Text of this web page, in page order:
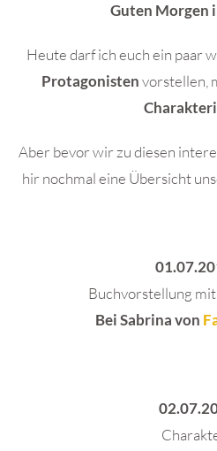
Guten Morgen
Heute darf ich euch ein paar
Protagonistenvorstellen,
Aber bevor wir zu diesen
hir nochmal eine Übersicht
Buchvorstellung
Bei Sabrina von